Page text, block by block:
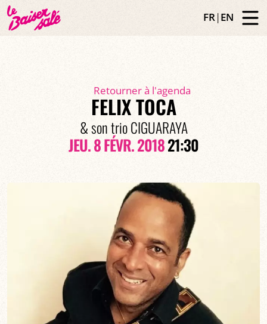
FR|EN
Retourner à l'agenda
FELIX TOCA
& son trio CIGUARAYA
JEU. 8 FÉVR. 201821:30